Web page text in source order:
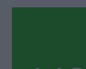
Γ.Σ. Διαγόρας: